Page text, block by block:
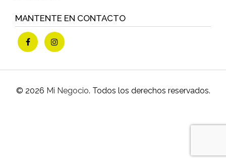
MANTENTE EN CONTACTO
© 2026 Mi Negocio. Todos los derechos reservados.